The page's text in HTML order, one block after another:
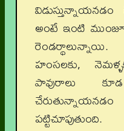
అంటే ఇంటి
హంసలకు,
పావురాలు
చేరుతున్నాయనడం
పట్టిచూపుతుంది.